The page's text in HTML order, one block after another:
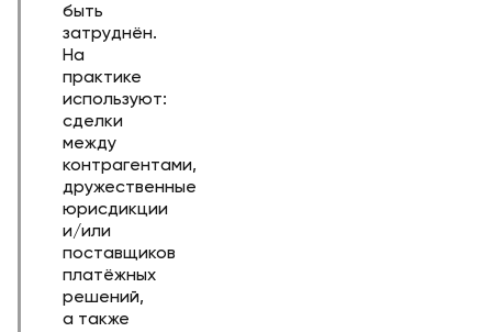
быть
затруднён.
На
практике
используют:
сделки
между
контрагентами,
дружественные
юрисдикции
и/или
поставщиков
платёжных
решений,
а также